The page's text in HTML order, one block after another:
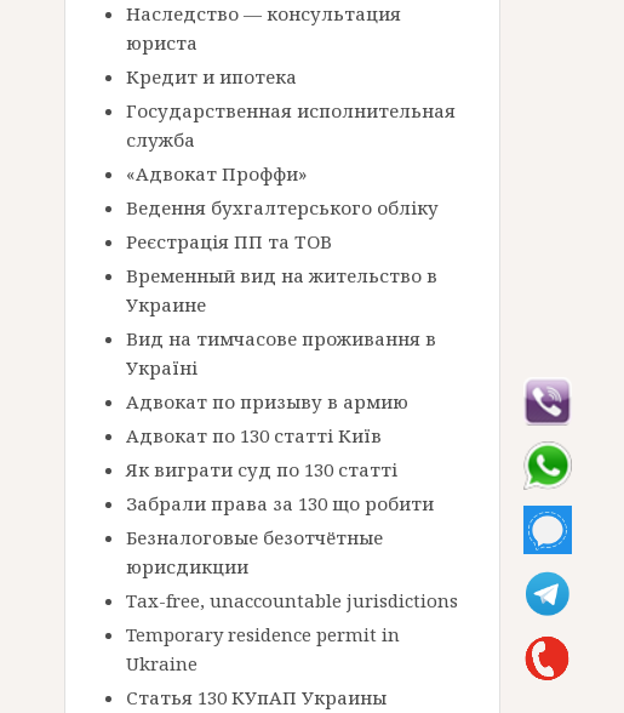
Наследство — консультация
юриста
Кредит и ипотека
Государственная исполнительная
служба
«Адвокат Проффи»
Ведення бухгалтерського обліку
Реєстрація ПП та ТОВ
Временный вид на жительство в
Украине
Вид на тимчасове проживання в
Україні
Адвокат по призыву в армию
Адвокат по 130 статті Київ
Як виграти суд по 130 статті
Забрали права за 130 що робити
Безналоговые безотчётные
юрисдикции
Tax-free, unaccountable jurisdictions
Temporary residence permit in
Ukraine
Статья 130 КУпАП Украины